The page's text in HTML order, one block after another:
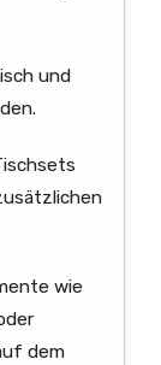
und
wie
dem